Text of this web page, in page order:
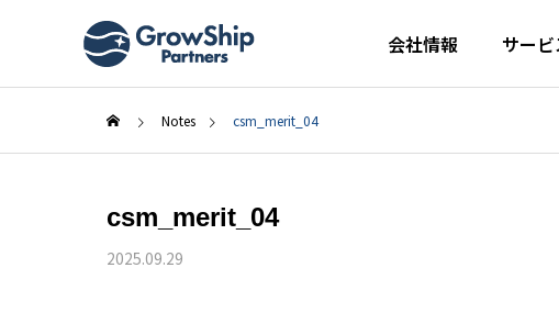
会社情報 サービ
Notes csm_merit_04
csm_merit_04
2025.09.29